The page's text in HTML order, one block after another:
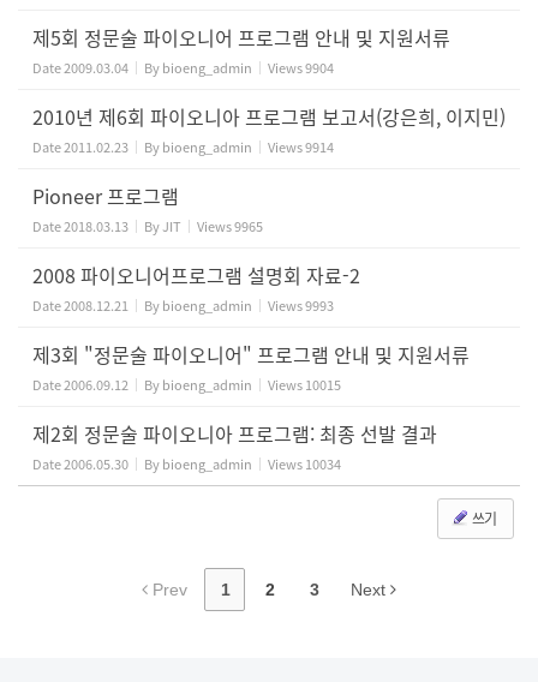
제5회 정문술 파이오니어 프로그램 안내 및 지원서류
Date2009.03.04 Bybioeng_admin Views9904
2010년 제6회 파이오니아 프로그램 보고서(강은희, 이지민)
Date2011.02.23 Bybioeng_admin Views9914
Pioneer 프로그램
Date2018.03.13 ByJIT Views9965
2008 파이오니어프로그램 설명회 자료-2
Date2008.12.21 Bybioeng_admin Views9993
제3회 "정문술 파이오니어" 프로그램 안내 및 지원서류
Date2006.09.12 Bybioeng_admin Views10015
제2회 정문술 파이오니아 프로그램: 최종 선발 결과
Date2006.05.30 Bybioeng_admin Views10034
쓰기
Prev 1 2 3 Next